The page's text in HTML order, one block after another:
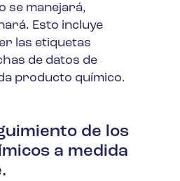
se manejará,
Esto incluye
las etiquetas
de datos de
producto químico.
de los
a medida